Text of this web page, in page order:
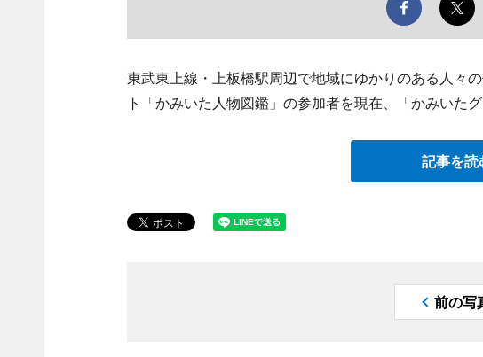
東武東上線・上板橋駅周辺で地域にゆかりのある人々
ト「かみいた人物図鑑」の参加者を現在、「かみいた
記事を読
前の写